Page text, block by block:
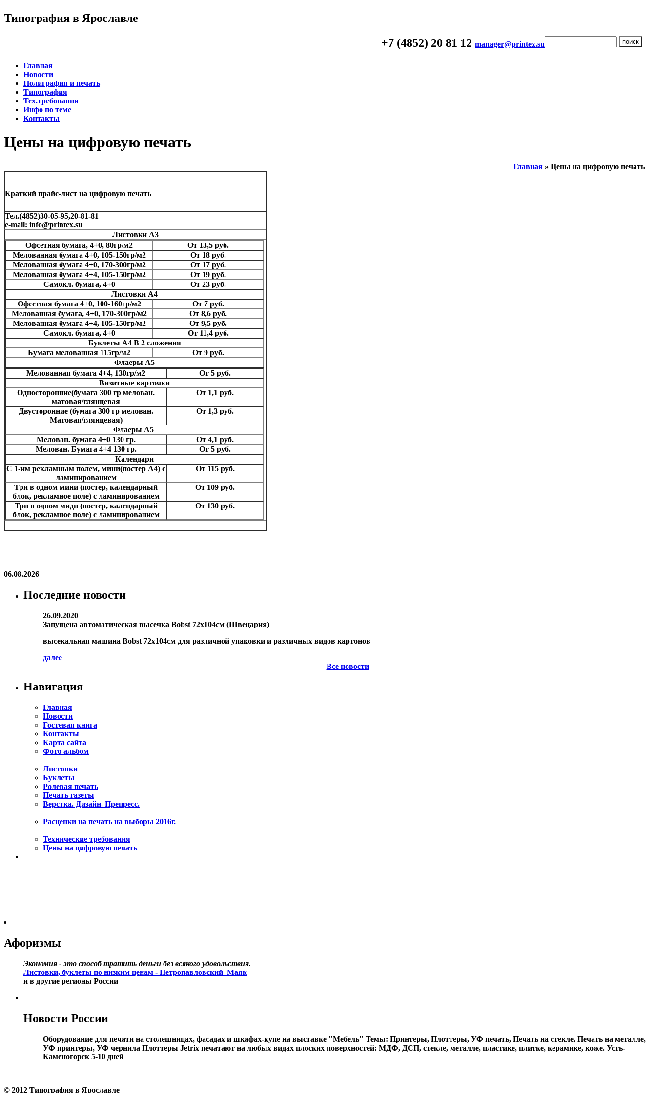
Типография в Ярославле
+7 (4852) 20 81 12 manager@printex.su
Главная
Новости
Полиграфия и печать
Типография
Тех.требования
Инфо по теме
Контакты
Цены на цифровую печать
Главная » Цены на цифровую печать
Краткий прайс-лист на цифровую печать
Тел.(4852)30-05-95,20-81-81
e-mail: info@printex.su
Листовки А3
Офсетная бумага, 4+0, 80гр/м2
От 13,5 руб.
Мелованная бумага 4+0, 105-150гр/м2
От 18 руб.
Мелованная бумага 4+0, 170-300гр/м2
От 17 руб.
Мелованная бумага 4+4, 105-150гр/м2
От 19 руб.
Самокл. бумага, 4+0
От 23 руб.
Листовки А4
Офсетная бумага 4+0, 100-160гр/м2
От 7 руб.
Мелованная бумага, 4+0, 170-300гр/м2
От 8,6 руб.
Мелованная бумага 4+4, 105-150гр/м2
От 9,5 руб.
Самокл. бумага, 4+0
От 11,4 руб.
Буклеты А4 В 2 сложения
Бумага мелованная 115гр/м2
От 9 руб.
Флаеры А5
Мелованная бумага 4+4, 130гр/м2
От 5 руб.
Визитные карточки
Односторонние(бумага 300 гр мелован.
матовая/глянцевая
От 1,1 руб.
Двусторонние (бумага 300 гр мелован.
Матовая/глянцевая)
От 1,3 руб.
Флаеры А5
Мелован. бумага 4+0 130 гр.
От 4,1 руб.
Мелован. Бумага 4+4 130 гр.
От 5 руб.
Календари
С 1-им рекламным полем, мини(постер А4) с
ламинированием
От 115 руб.
Три в одном мини (постер, календарный
блок, рекламное поле) с ламинированием
От 109 руб.
Три в одном миди (постер, календарный
блок, рекламное поле) с ламинированием
От 130 руб.
06.08.2026
Последние новости
26.09.2020
Запущена автоматическая высечка Bobst 72х104см (Швецария)
высекальная машина Bobst 72х104см для различной упаковки и различных видов картонов
далее
Все новости
Навигация
Главная
Новости
Гостевая книга
Контакты
Карта сайта
Фото альбом
Листовки
Буклеты
Ролевая печать
Печать газеты
Верстка. Дизайн. Препресс.
Расценки на печать на выборы 2016г.
Технические требования
Цены на цифровую печать
Афоризмы
Экономия - это способ тратить деньги без всякого удовольствия.
Листовки, буклеты по низким ценам - Петропавловский_Маяк
и в другие регионы России
Новости России
Оборудование для печати на столешницах, фасадах и шкафах-купе на выставке "Мебель" Темы: Принтеры, Плоттеры, УФ печать, Печать на стекле, Печать на металле,
УФ принтеры, УФ чернила Плоттеры Jetrix печатают на любых видах плоских поверхностей: МДФ, ДСП, стекле, металле, пластике, плитке, керамике, коже. Усть-
Каменогорск 5-10 дней
© 2012 Типография в Ярославле